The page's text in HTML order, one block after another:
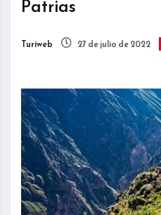
Patrias
Turiweb 27 de julio de 2022